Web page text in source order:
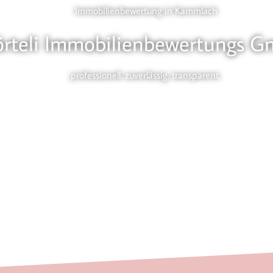
Immobilienbewertung in Kammlach
Immobilienbewertungs
professionell. zuverlässig. transparent.